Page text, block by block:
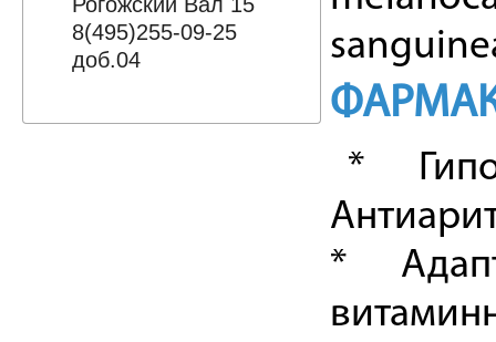
8(495)255-09-25
доб.04
*
*